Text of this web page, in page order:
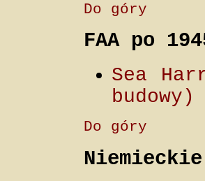
Do góry
FAA po
Sea
budowy)
Do góry